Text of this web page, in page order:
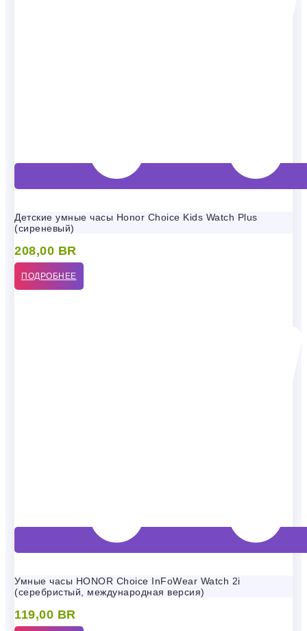
Детские умные часы Honor Choice Kids Watch Plus
(сиреневый)
208,00 BR
ПОДРОБНЕЕ
Умные часы HONOR Choice InFoWear Watch 2i
(серебристый, международная версия)
119,00 BR